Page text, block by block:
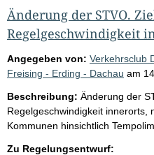
Änderung der STVO.
Regelgeschwindigkeit
Angegeben von: Verkehrsclub
Freising - Erding - Dachau am
Beschreibung: Änderung der
Regelgeschwindigkeit innerorts,
Kommunen hinsichtlich
Zu Regelungsentwurf: